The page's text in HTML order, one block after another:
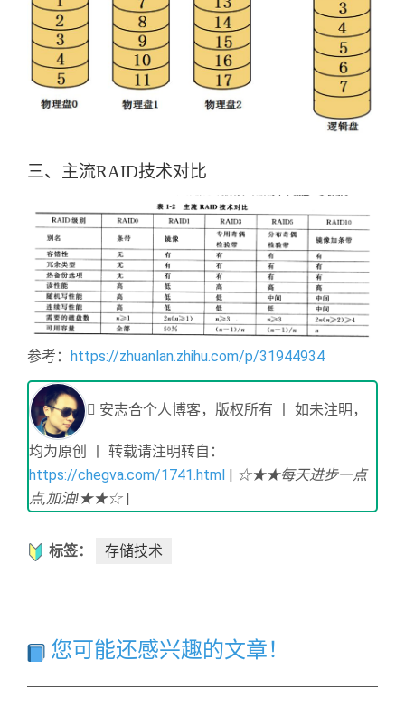
三、主流RAID技术对比
参考： https://zhuanlan.zhihu.com/p/31944934
安志合个人博客，版权所有 丨 如未注明，
均为原创 丨 转载请注明转自：
https://chegva.com/1741.html
☆★★每天进步一点
点,加油!★★☆|
标签： 存储技术
您可能还感兴趣的文章！